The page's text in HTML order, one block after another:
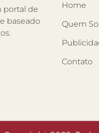
portal de
baseado
Home
Quem
Contato